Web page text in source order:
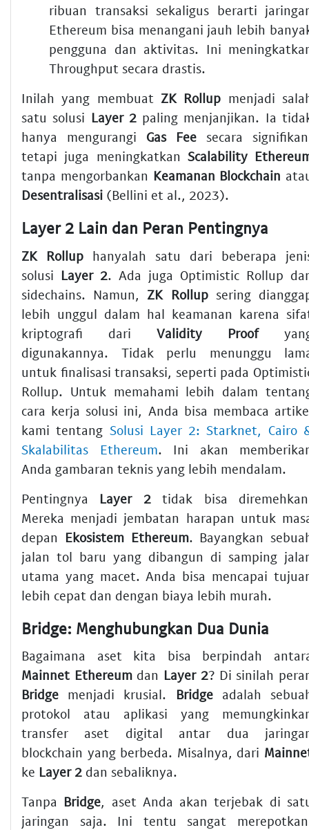
ribuan transaksi sekaligus berarti
Ethereum bisa menangani jauh lebih
pengguna dan aktivitas. Ini
Throughput secara drastis.
Inilah yang membuat ZK Rollup menjadi
satu solusi Layer 2paling menjanjikan. Ia
hanya mengurangi Gas Fee secara
tetapi juga meningkatkan Scalability
tanpa mengorbankan Keamanan Blockchain
Desentralisasi (Bellini et al., 2023).
Layer 2 Lain dan Peran Pentingnya
ZK Rollup hanyalah satu dari beberapa
solusi Layer 2. Ada juga Optimistic Rollup
sidechains. Namun, ZK Rollupsering
lebih unggul dalam hal keamanan karena
kriptografi dari Validity Proof
digunakannya. Tidak perlu menunggu
untuk finalisasi transaksi, seperti pada
Rollup. Untuk memahami lebih dalam
cara kerja solusi ini, Anda bisa membaca
kami tentang Solusi Layer 2: Starknet, Cairo
Skalabilitas Ethereum. Ini akan
Anda gambaran teknis yang lebih mendalam.
Pentingnya Layer 2 tidak bisa
Mereka menjadi jembatan harapan untuk
depan Ekosistem Ethereum. Bayangkan
jalan tol baru yang dibangun di samping
utama yang macet. Anda bisa mencapai
lebih cepat dan dengan biaya lebih murah.
Bridge: Menghubungkan Dua Dunia
Bagaimana aset kita bisa berpindah
Mainnet Ethereumdan Layer 2? Di sinilah
Bridge menjadi krusial. Bridgeadalah
protokol atau aplikasi yang
transfer aset digital antar dua
blockchain yang berbeda. Misalnya, dari
ke Layer 2 dan sebaliknya.
Tanpa Bridge, aset Anda akan terjebak di
jaringan saja. Ini tentu sangat